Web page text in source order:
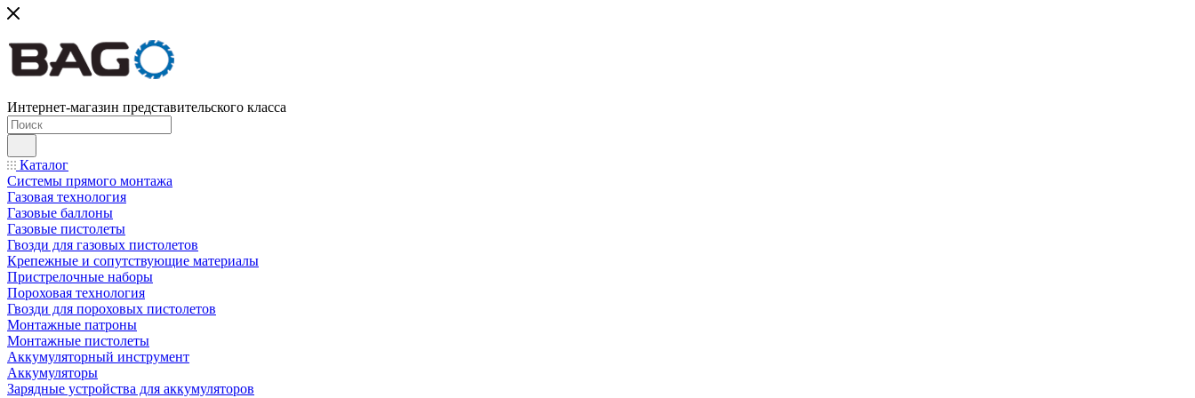
Интернет-магазин представительского класса
Каталог
Системы прямого монтажа
Газовая технология
Газовые баллоны
Газовые пистолеты
Гвозди для газовых пистолетов
Крепежные и сопутствующие материалы
Пристрелочные наборы
Пороховая технология
Гвозди для пороховых пистолетов
Монтажные патроны
Монтажные пистолеты
Аккумуляторный инструмент
Аккумуляторы
Зарядные устройства для аккумуляторов